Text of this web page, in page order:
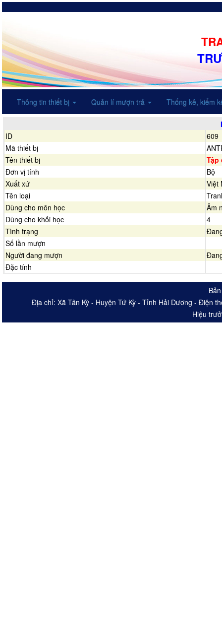
Thông tin thiết bị Quản lí mượn trả Thống kê, kiểm
ID
609
Mã thiết bị
Tên thiết bị
Tập
Đơn vị tính
Bộ
Xuất xứ
Việt
Tên loại
Dùng cho môn học
Âm
Dùng cho khối học
4
Tình trạng
Số lần mượn
Người đang mượn
Đặc tính
Địa chỉ: Xã Tân Kỳ - Huyện Tứ Kỳ - Tỉnh Hải Dương - Điện
Hiệu